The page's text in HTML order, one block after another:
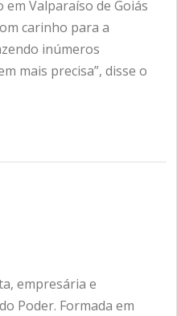
Valparaíso de Goiás
carinho para a
inúmeros
mais precisa”, disse o
empresária e
Poder. Formada em